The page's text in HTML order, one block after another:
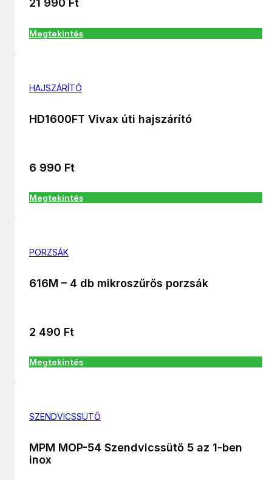
21 990 Ft
Megtekintés
HAJSZÁRÍTÓ
HD1600FT Vivax úti hajszárító
6 990 Ft
Megtekintés
PORZSÁK
616M – 4 db mikroszűrős porzsák
2 490 Ft
Megtekintés
SZENDVICSSÜTŐ
MPM MOP-54 Szendvicssütő 5 az 1-ben
inox